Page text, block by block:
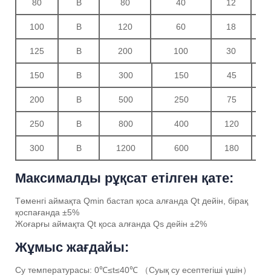
80 B 80 40 12
100 B 120 60 18
125 B 200 100 30
150 B 300 150 45
200 B 500 250 75
250 B 800 400 120
300 B 1200 600 180
Максималды рұқсат етілген қате:
Төменгі аймақта Qmin бастап қоса алғанда Qt дейін, бірақ
қоспағанда ±5%
Жоғарғы аймақта Qt қоса алғанда Qs дейін ±2%
Жұмыс жағдайы:
Су температурасы: 0℃≤t≤40℃ （Суық су есептегіші үшін）